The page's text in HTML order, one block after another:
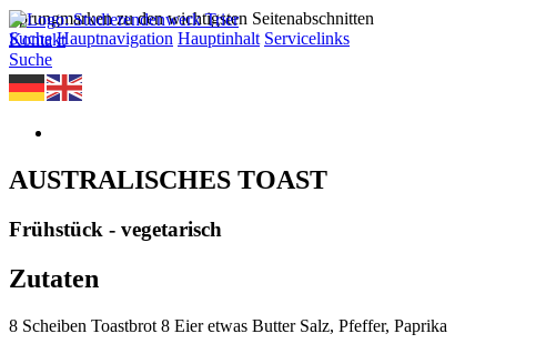
Sprungmarken zu den wichtigsten Seitenabschnitten
Suche Hauptnavigation Hauptinhalt Servicelinks
Kontakt
Suche
AUSTRALISCHES TOAST
Frühstück - vegetarisch
Zutaten
8 Scheiben Toastbrot 8 Eier etwas Butter Salz, Pfeffer, Paprika